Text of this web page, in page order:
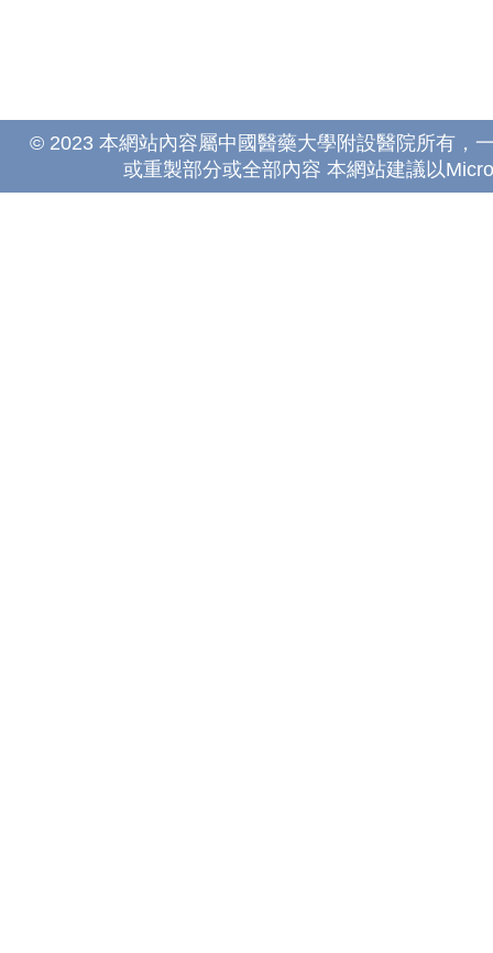
© 2023 本網站內容屬中國醫藥大學附設醫院所有，
或重製部分或全部內容 本網站建議以